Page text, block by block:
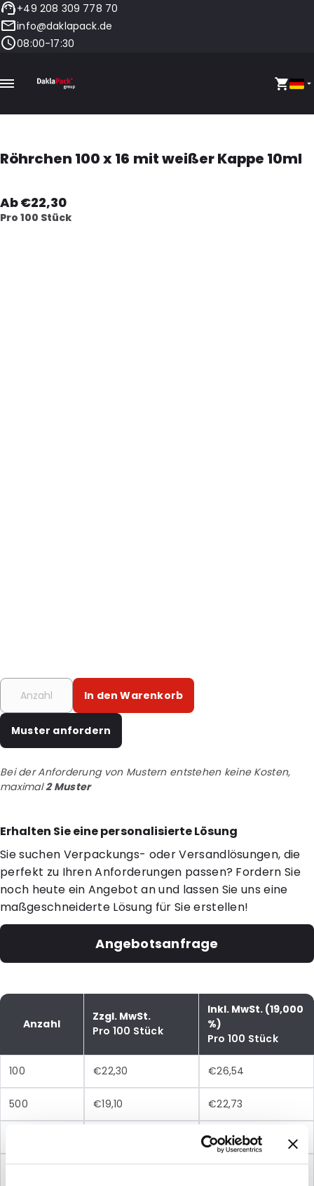
+49 208 309 778 70
info@daklapack.de
08:00-17:30
Röhrchen 100 x 16 mit weißer Kappe 10ml
Ab €22,30
Pro 100 Stück
In den Warenkorb
Muster anfordern
Bei der Anforderung von Mustern entstehen keine Kosten,
maximal2 Muster
Erhalten Sie eine personalisierte Lösung
Sie suchen Verpackungs- oder Versandlösungen, die
perfekt zu Ihren Anforderungen passen? Fordern Sie
noch heute ein Angebot an und lassen Sie uns eine
maßgeschneiderte Lösung für Sie erstellen!
Angebotsanfrage
Anzahl
Zzgl. MwSt.
Pro 100 Stück
Inkl. MwSt. (19,000
%)
Pro 100 Stück
100 €22,30 €26,54
500 €19,10 €22,73
€19,91